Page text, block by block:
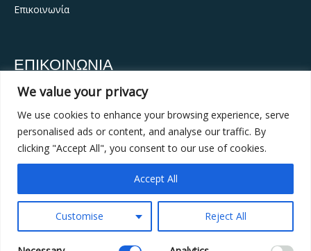
We value your privacy
We use cookies to enhance your browsing experience, serve
personalised ads or content, and analyse our traffic. By
clicking "Accept All", you consent to our use of cookies.
Customise Reject All
Accept All
Επικοινωνία
ΕΠΙΚΟΙΝΩΝΙΑ
Διεύθυνση:Λεωφόρος Βουλιαγμένης 429 Ηλιούπολη,
16346, Αθήνα
Τηλέφωνο:+30 210 9957587
Email: info@vita-estate.com
163101201000